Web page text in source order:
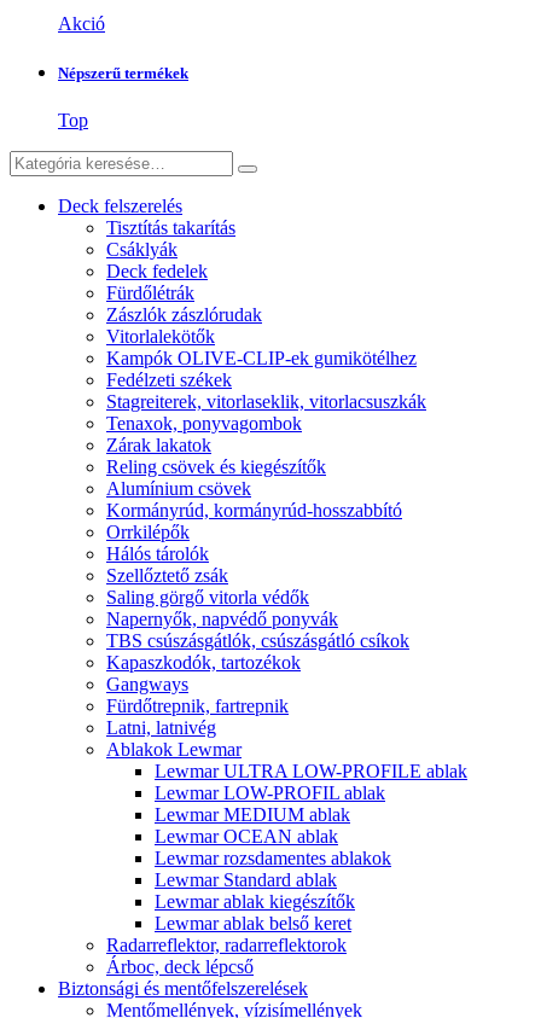
Akció
Népszerű termékek
Top
Deck felszerelés
Tisztítás takarítás
Csáklyák
Deck fedelek
Fürdőlétrák
Zászlók zászlórudak
Vitorlalekötők
Kampók OLIVE-CLIP-ek gumikötélhez
Fedélzeti székek
Stagreiterek, vitorlaseklik, vitorlacsuszkák
Tenaxok, ponyvagombok
Zárak lakatok
Reling csövek és kiegészítők
Alumínium csövek
Kormányrúd, kormányrúd-hosszabbító
Orrkilépők
Hálós tárolók
Szellőztető zsák
Saling görgő vitorla védők
Napernyők, napvédő ponyvák
TBS csúszásgátlók, csúszásgátló csíkok
Kapaszkodók, tartozékok
Gangways
Fürdőtrepnik, fartrepnik
Latni, latnivég
Ablakok Lewmar
Lewmar ULTRA LOW-PROFILE ablak
Lewmar LOW-PROFIL ablak
Lewmar MEDIUM ablak
Lewmar OCEAN ablak
Lewmar rozsdamentes ablakok
Lewmar Standard ablak
Lewmar ablak kiegészítők
Lewmar ablak belső keret
Radarreflektor, radarreflektorok
Árboc, deck lépcső
Biztonsági és mentőfelszerelések
Mentőmellények, vízisímellények